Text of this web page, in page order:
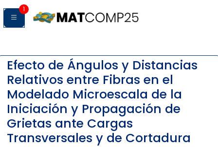
1
Efecto de Ángulos y Distancias
Relativos entre Fibras en el
Modelado Microescala de la
Iniciación y Propagación de
Grietas ante Cargas
Transversales y de Cortadura